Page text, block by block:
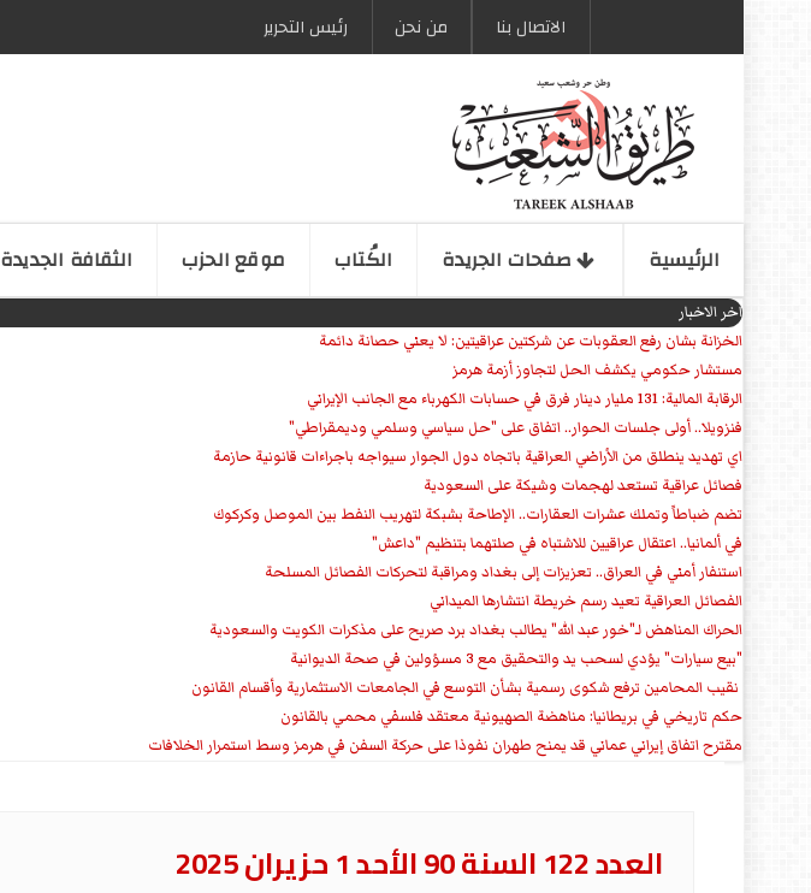
الاتصال بنا من نحن رئیس التحریر
الرئیسیة صفحات الجریدة الكُتاب موقع الحزب الثقافة الجدیدة
اخر الاخبار
الخزانة بشان رفع العقوبات عن شركتين عراقيتين: لا يعني حصانة دائمة
مستشار حكومي يكشف الحل لتجاوز أزمة هرمز
الرقابة المالية: 131 مليار دينار فرق في حسابات الكهرباء مع الجانب الإيراني
فنزويلا.. أولى جلسات الحوار.. اتفاق على "حل سياسي وسلمي وديمقراطي"
اي تهديد ينطلق من الأراضي العراقية باتجاه دول الجوار سيواجه باجراءات قانونية حازمة
فصائل عراقية تستعد لهجمات وشيكة على السعودية
تضم ضباطاً وتملك عشرات العقارات.. الإطاحة بشبكة لتهريب النفط بين الموصل وكركوك
في ألمانيا.. اعتقال عراقيين للاشتباه في صلتهما بتنظيم "داعش"
استنفار أمني في العراق.. تعزيزات إلى بغداد ومراقبة لتحركات الفصائل المسلحة
الفصائل العراقية تعيد رسم خريطة انتشارها الميداني
الحراك المناهض لـ"خور عبد الله" يطالب بغداد برد صريح على مذكرات الكويت والسعودية
"بيع سيارات" يؤدي لسحب يد والتحقيق مع 3 مسؤولين في صحة الديوانية
‏ نقيب المحامين ترفع شكوى رسمية بشأن التوسع في الجامعات الاستثمارية وأقسام القانون
حكم تاريخي في بريطانيا: مناهضة الصهيونية معتقد فلسفي محمي بالقانون
مقترح اتفاق إيراني عماني قد يمنح طهران نفوذا على حركة السفن في هرمز وسط استمرار الخلافات
العدد 122 السنة 90 الأحد 1 حزيران 2025